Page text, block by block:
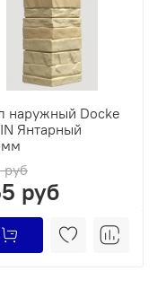
наружный Docke
Янтарный
руб
руб